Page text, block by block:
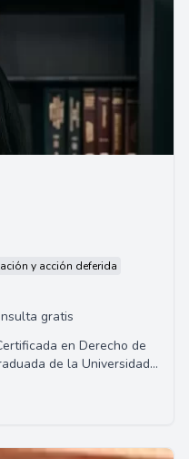
y acción deferida
gratis
en Derecho de
de la Universidad
obtuvo su título de